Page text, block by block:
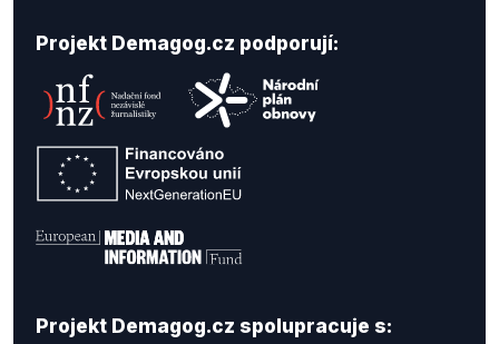
Projekt Demagog.cz podporují:
Projekt Demagog.cz spolupracuje s: